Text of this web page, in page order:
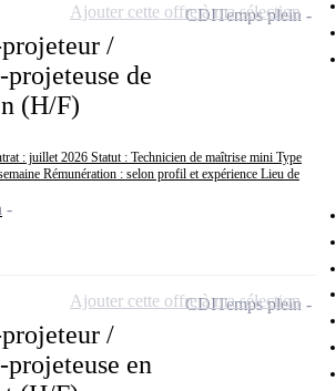
/
de
(H/F)
: juillet 2026 Statut : Technicien de maîtrise mini Type
Rémunération : selon profil et expérience Lieu de
CDITemps plein
Ajouter cette offre à ma sélection
/
en
CDITemps plein
Ajouter cette offre à ma sélection